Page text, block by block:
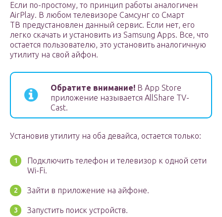
Если по-простому, то принцип работы аналогичен
AirPlay. В любом телевизоре Самсунг со Смарт
ТВ предустановлен данный сервис. Если нет, его
легко скачать и установить из Samsung Apps. Все, что
остается пользователю, это установить аналогичную
утилиту на свой айфон.
Обратите внимание! В App Store
приложение называется AllShare TV-
Cast.
Установив утилиту на оба девайса, остается только:
Подключить телефон и телевизор к одной сети
Wi-Fi.
Зайти в приложение на айфоне.
Запустить поиск устройств.